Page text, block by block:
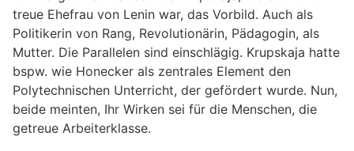
treue Ehefrau von Lenin war, das Vorbild. Auch als
Politikerin von Rang, Revolutionärin, Pädagogin, als
Mutter. Die Parallelen sind einschlägig. Krupskaja hatte
bspw. wie Honecker als zentrales Element den
Polytechnischen Unterricht, der gefördert wurde. Nun,
beide meinten, Ihr Wirken sei für die Menschen, die
getreue Arbeiterklasse.